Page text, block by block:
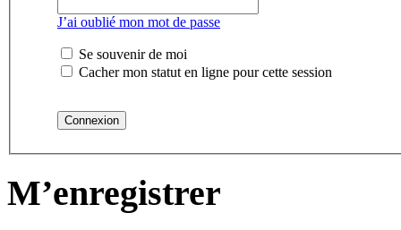
J’ai oublié mon mot de passe
Se souvenir de moi
Cacher mon statut en ligne pour cette session
M’enregistrer